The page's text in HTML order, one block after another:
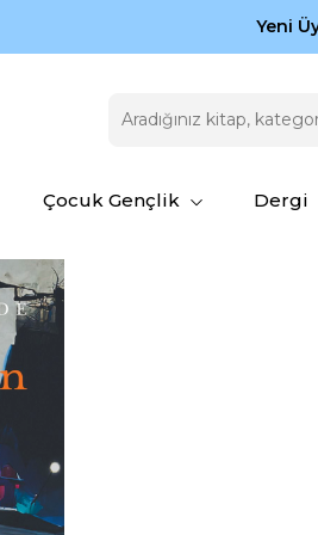
Zamansız
Yeni
Çocuk Gençlik Dergi